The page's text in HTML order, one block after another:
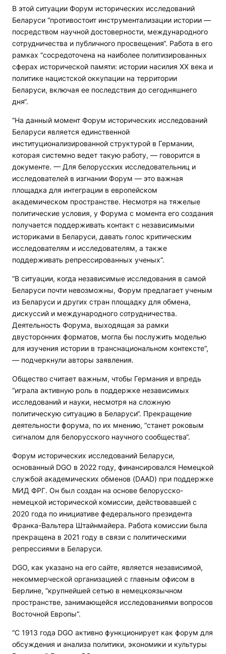
В этой ситуации Форум исторических исследований
Беларуси “противостоит инструментализации истории —
посредством научной достоверности, международного
сотрудничества и публичного просвещения“. Работа в его
рамках “сосредоточена на наиболее политизированных
сферах исторической памяти: истории насилия ХХ века и
политике нацистской оккупации на территории
Беларуси, включая ее последствия до сегодняшнего
дня“.
“На данный момент Форум исторических исследований
Беларуси является единственной
институционализированной структурой в Германии,
которая системно ведет такую работу, — говорится в
документе. — Для белорусских исследовательниц и
исследователей в изгнании Форум — это важная
площадка для интеграции в европейском
академическом пространстве. Несмотря на тяжелые
политические условия, у Форума с момента его создания
получается поддерживать контакт с независимыми
историками в Беларуси, давать голос критическим
исследователям и исследователям, а также
поддерживать репрессированных ученых“.
“В ситуации, когда независимые исследования в самой
Беларуси почти невозможны, Форум предлагает ученым
из Беларуси и других стран площадку для обмена,
дискуссий и международного сотрудничества.
Деятельность Форума, выходящая за рамки
двусторонних форматов, могла бы послужить моделью
для изучения истории в транснациональном контексте“,
— подчеркнули авторы заявления.
Общество считает важным, чтобы Германия и впредь
“играла активную роль в поддержке независимых
исследований и науки, несмотря на сложную
политическую ситуацию в Беларуси“. Прекращение
деятельности форума, по их мнению, “станет роковым
сигналом для белорусского научного сообщества“.
Форум исторических исследований Беларуси,
основанный DGO в 2022 году, финансировался Немецкой
службой академических обменов (DAAD) при поддержке
МИД ФРГ. Он был создан на основе белорусско-
немецкой исторической комиссии, действовавшей с
2020 года по инициативе федерального президента
Франка-Вальтера Штайнмайера. Работа комиссии была
прекращена в 2021 году в связи с политическими
репрессиями в Беларуси.
DGO, как указано на его сайте, является независимой,
некоммерческой организацией с главным офисом в
Берлине, “крупнейшей сетью в немецкоязычном
пространстве, занимающейся исследованиями вопросов
Восточной Европы“.
“С 1913 года DGO активно функционирует как форум для
обсуждения и анализа политики, экономики и культуры